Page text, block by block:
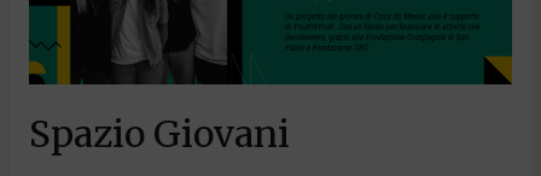
Spazio Giovani